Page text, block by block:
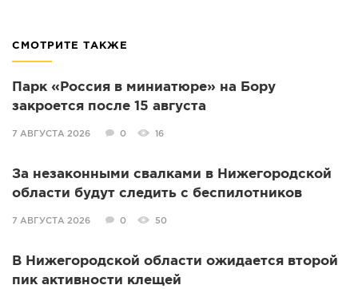
СМОТРИТЕ ТАКЖЕ
Парк «Россия в миниатюре» на Бору
закроется после 15 августа
7 АВГУСТА 2026 0 16
За незаконными свалками в Нижегородской
области будут следить с беспилотников
7 АВГУСТА 2026 0 50
В Нижегородской области ожидается второй
пик активности клещей